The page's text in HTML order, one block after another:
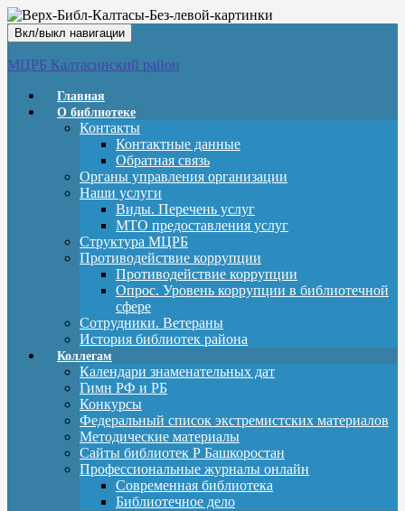
Вкл/выкл навигации
МЦРБ Калтасинский район
Главная
О библиотеке
Контакты
Контактные данные
Обратная связь
Органы управления организации
Наши услуги
Виды. Перечень услуг
МТО предоставления услуг
Структура МЦРБ
Противодействие коррупции
Противодействие коррупции
Опрос. Уровень коррупции в библиотечной
сфере
Сотрудники. Ветераны
История библиотек района
Коллегам
Календари знаменательных дат
Гимн РФ и РБ
Конкурсы
Федеральный список экстремистских материалов
Методические материалы
Сайты библиотек Р Башкоростан
Профессиональные журналы онлайн
Современная библиотека
Библиотечное дело